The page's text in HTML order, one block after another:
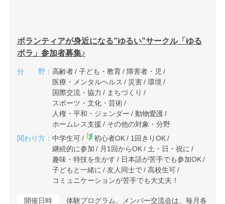
ボランティアが身近になる”ゆるい”サークル「ゆる
ボラ」参加者募集♪
分 野： 高齢者 子ども・教育
障害者・児
医療・メンタルヘルス
災害
環境
国際交流・協力
まちづくり
スポーツ・文化・芸術
人権・平和・ジェンダー
動物愛護
ホームレス支援
その他の対象・分野
関わり方： 中学生可 初心者OK
1回きりOK
継続的に参加
月1回からOK
土・日・祝に
趣味・特技を生かす
日本語が苦手でも参加OK
子どもと一緒に
友人同士で
高校生可
コミュニケーションが苦手でも大丈夫！
開催日時
体験プログラム、メンバー交流会は、毎月各